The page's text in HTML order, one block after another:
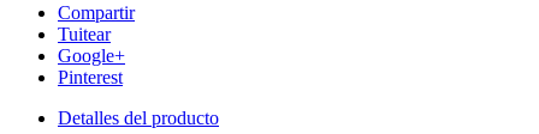
Compartir
Tuitear
Google+
Pinterest
Detalles del producto